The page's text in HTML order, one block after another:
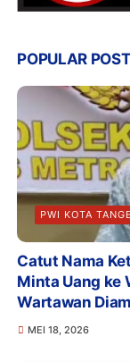
POPULAR
PWI KOTA
Catut Nama
Minta Uang ke
Wartawan
MEI 18, 2026